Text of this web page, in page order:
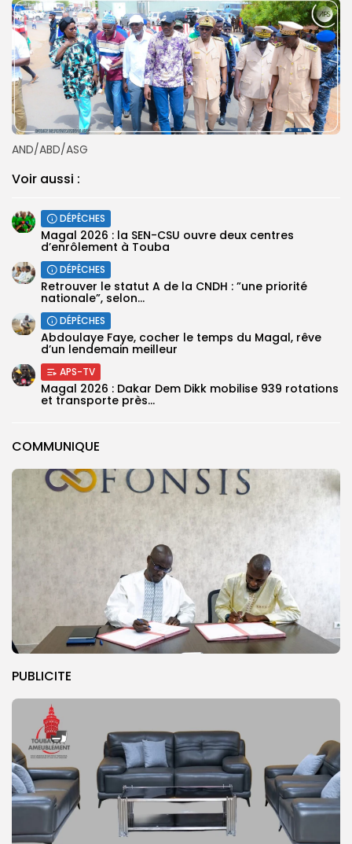
COMMUNIQUE
PUBLICITE
AND/ABD/ASG
Voir aussi :
DÉPÊCHES
Magal 2026 : la SEN-CSU ouvre deux centres
d’enrôlement à Touba
DÉPÊCHES
Retrouver le statut A de la CNDH : ”une priorité
nationale”, selon...
DÉPÊCHES
Abdoulaye Faye, cocher le temps du Magal, rêve
d’un lendemain meilleur
APS-TV
Magal 2026 : Dakar Dem Dikk mobilise 939 rotations
et transporte près...